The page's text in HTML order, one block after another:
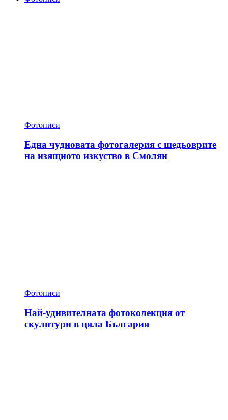
Фотописи
Една чудновата фотогалерия с шедьоврите
на изящното изкуство в Смолян
Фотописи
Най-удивителната фотоколекция от
скулптури в цяла България